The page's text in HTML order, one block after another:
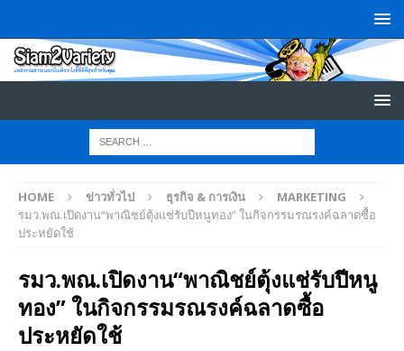
HOME ข่าวทั่วไป ธุรกิจ & การเงิน
MARKETING
รมว.พณ.เปิดงาน“พาณิชย์ตุ้งแช่รับปีหนูทอง” ในกิจกรรมรณรงค์ฉลาดซื้อ
ประหยัดใช้
รมว.พณ.เปิดงาน“พาณิชย์ตุ้งแช่รับปีหนู
ทอง” ในกิจกรรมรณรงค์ฉลาดซื้อ
ประหยัดใช้